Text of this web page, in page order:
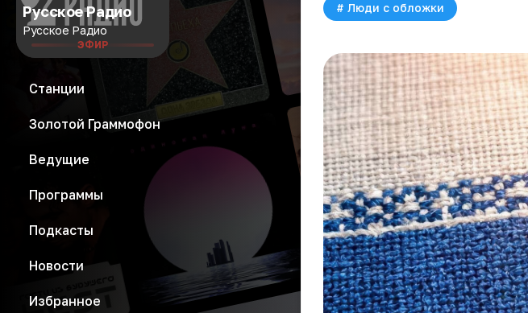
Русское Радио
Русское Радио
ЭФИР
Станции
Золотой Граммофон
Ведущие
Программы
Подкасты
Новости
Избранное
# Люди с обложки